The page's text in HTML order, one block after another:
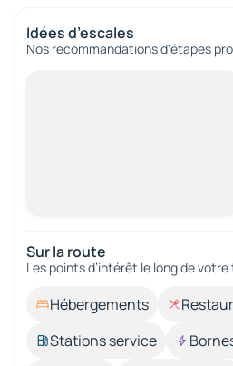
Idées d’escales
Nos recommandations d'étapes
Sur la route
Les points d’intérêt le long de
Hébergements
Stations service